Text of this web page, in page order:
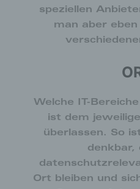
speziellen
man aber
Welche IT-
ist dem
überlassen. So
denkbar,
Ort bleiben und
ist in allen gängigen
Deaktiviert die betroffene
unter Umständen nicht
ERFASSUNG VON
Internetseite durch eine
automatisiertes System
allgemeinen Daten und
allgemeinen Daten und
werden können die (1)